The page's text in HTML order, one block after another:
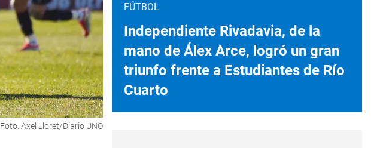
Foto: Axel Lloret/Diario UNO
FÚTBOL
Independiente Rivadavia, de la
mano de Álex Arce, logró un gran
triunfo frente a Estudiantes de Río
Cuarto